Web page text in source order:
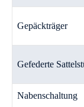
Gepäckträger
Gefederte
Nabenschaltung